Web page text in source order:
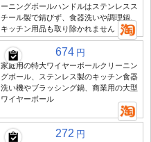
ーニングボールハンドルはステンレスス
チール製で錆びず、食器洗いや調理鍋、
キッチン用品も取り除かれません
674 円
家庭用の特大ワイヤーボールクリーニン
グボール、ステンレス製のキッチン食器
洗い機やブラッシング鍋、商業用の大型
ワイヤーボール
272 円